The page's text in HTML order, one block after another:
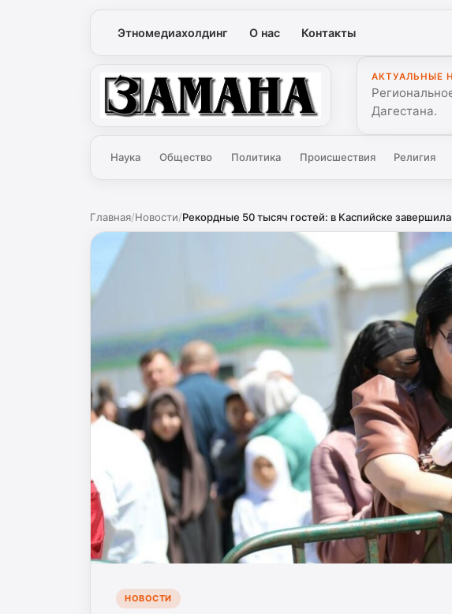
Этномедиахолдинг О нас Контакты
Замана
АКТУАЛЬНЫЕ
Дагестана.
Наука Общество Политика Происшествия Религия
Главная/Новости/Рекордные 50 тысяч гостей: в Каспийске
НОВОСТИ